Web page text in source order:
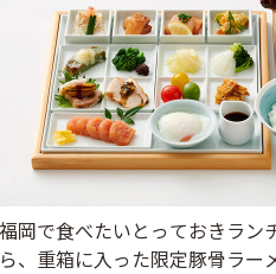
福岡で食べたいとっておきラン
ら、重箱に入った限定豚骨ラー